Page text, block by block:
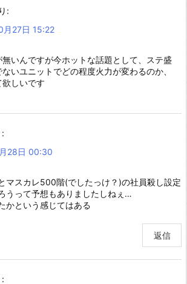
:
月27日 15:22
いんですが今ホットな話題として、ステ盛
いユニットでどの程度火力が変わるのか、
しいです
28日 00:30
マスカレ500階(でしたっけ？)の社員殺し設定
うって予想もありましたしねぇ…
かという感じてはある
返信